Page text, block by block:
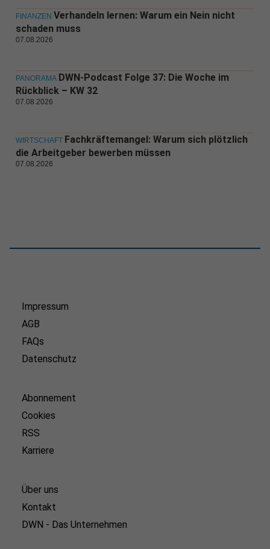
FINANZEN Verhandeln lernen: Warum ein Nein nicht
schaden muss
07.08.2026
PANORAMA DWN-Podcast Folge 37: Die Woche im
Rückblick – KW 32
07.08.2026
WIRTSCHAFT Fachkräftemangel: Warum sich plötzlich
die Arbeitgeber bewerben müssen
07.08.2026
Impressum
AGB
FAQs
Datenschutz
Abonnement
Cookies
RSS
Karriere
Über uns
Kontakt
DWN - Das Unternehmen